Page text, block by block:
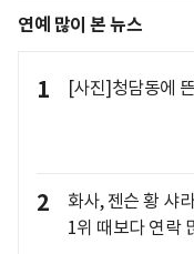
연예 많이 본 뉴스
1 [사진]청담동에
2
화사, 젠슨 황 샤
1위 때보다 연락